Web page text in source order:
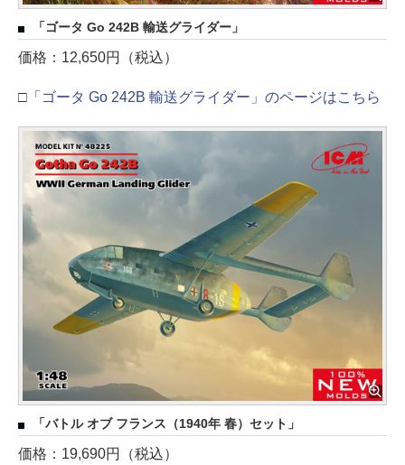
「ゴータ Go 242B 輸送グライダー」
価格：12,650円（税込）
□ 「ゴータ Go 242B 輸送グライダー」のページはこちら
「バトル オブ フランス（1940年 春）セット」
価格：19,690円（税込）